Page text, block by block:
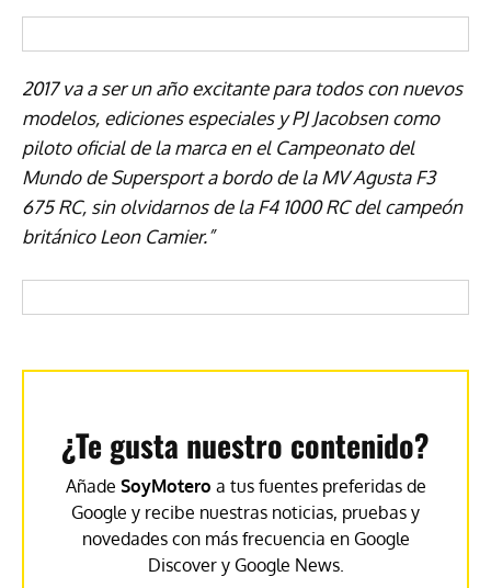
2017 va a ser un año excitante para todos con nuevos
modelos, ediciones especiales y PJ Jacobsen como
piloto oficial de la marca en el Campeonato del
Mundo de Supersport a bordo de la MV Agusta F3
675 RC, sin olvidarnos de la F4 1000 RC del campeón
británico Leon Camier.”
¿Te gusta nuestro contenido?
Añade SoyMotero a tus fuentes preferidas de
Google y recibe nuestras noticias, pruebas y
novedades con más frecuencia en Google
Discover y Google News.